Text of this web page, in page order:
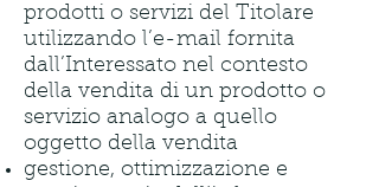
prodotti o servizi del Titolare
utilizzando l’e-mail fornita
dall’Interessato nel contesto
della vendita di un prodotto o
servizio analogo a quello
oggetto della vendita
gestione, ottimizzazione e